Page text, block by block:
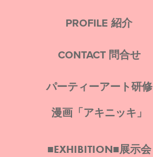
PROFILE 紹介
CONTACT 問合せ
パーティーアート研修
漫画「アキニッキ」
■EXHIBITION■展示会